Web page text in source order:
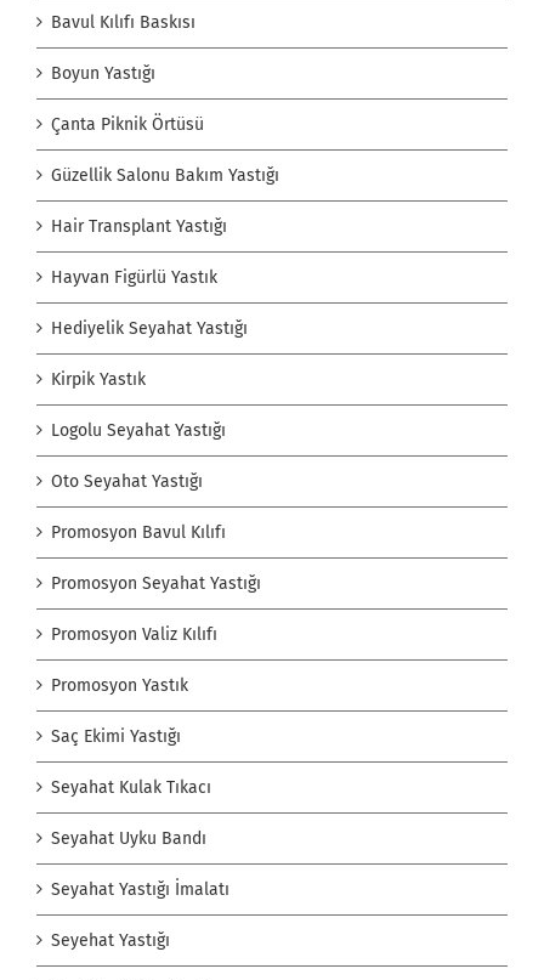
Bavul Kılıfı Baskısı
Boyun Yastığı
Çanta Piknik Örtüsü
Güzellik Salonu Bakım Yastığı
Hair Transplant Yastığı
Hayvan Figürlü Yastık
Hediyelik Seyahat Yastığı
Kirpik Yastık
Logolu Seyahat Yastığı
Oto Seyahat Yastığı
Promosyon Bavul Kılıfı
Promosyon Seyahat Yastığı
Promosyon Valiz Kılıfı
Promosyon Yastık
Saç Ekimi Yastığı
Seyahat Kulak Tıkacı
Seyahat Uyku Bandı
Seyahat Yastığı İmalatı
Seyehat Yastığı